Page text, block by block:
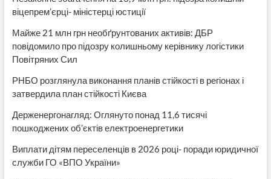
віцепрем’єрці- міністерці юстиції
Майже 21 млн грн необґрунтованих активів: ДБР
повідомило про підозру колишньому керівнику логістики
Повітряних Сил
РНБО розглянула виконання планів стійкості в регіонах і
затвердила план стійкості Києва
Держенергонагляд: Оглянуто понад 11,6 тисячі
пошкоджених об’єктів електроенергетики
Виплати дітям переселенців в 2026 році- поради юридичної
служби ГО «ВПО України»